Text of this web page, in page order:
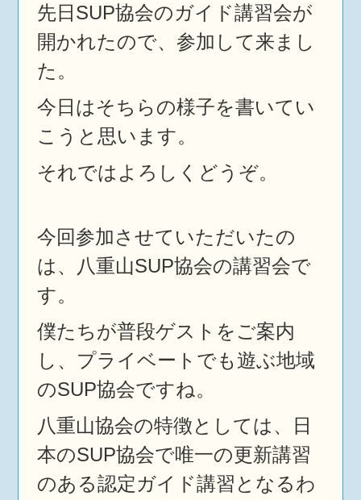
先日SUP協会のガイド講習会が
開かれたので、参加して来まし
た。
今日はそちらの様子を書いてい
こうと思います。
それではよろしくどうぞ。
今回参加させていただいたの
は、八重山SUP協会の講習会で
す。
僕たちが普段ゲストをご案内
し、プライベートでも遊ぶ地域
のSUP協会ですね。
八重山協会の特徴としては、日
本のSUP協会で唯一の更新講習
のある認定ガイド講習となるわ